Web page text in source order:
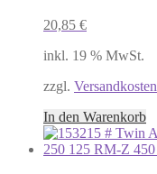
20,85 €
inkl. 19 % MwSt.
zzgl. Versandkosten
In den Warenkorb